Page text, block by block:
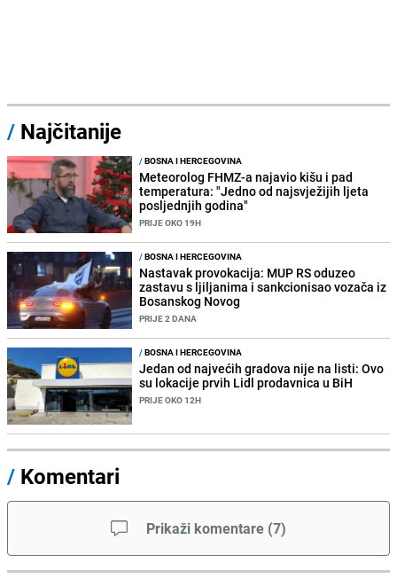
/ Najčitanije
/BOSNA I HERCEGOVINA
Meteorolog FHMZ-a najavio kišu i pad
temperatura: "Jedno od najsvježijih ljeta
posljednjih godina"
PRIJE OKO 19H
/BOSNA I HERCEGOVINA
Nastavak provokacija: MUP RS oduzeo
zastavu s ljiljanima i sankcionisao vozača iz
Bosanskog Novog
PRIJE 2 DANA
/BOSNA I HERCEGOVINA
Jedan od najvećih gradova nije na listi: Ovo
su lokacije prvih Lidl prodavnica u BiH
PRIJE OKO 12H
/ Komentari
Prikaži komentare (7)